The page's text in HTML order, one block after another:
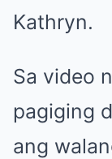
Kathryn.
Sa video
pagiging
ang